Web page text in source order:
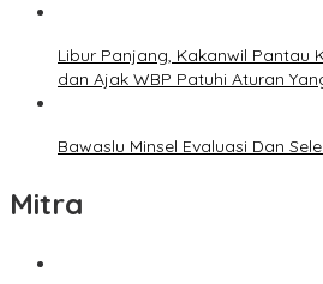
Libur Panjang, Kakanwil Pantau
dan Ajak WBP Patuhi Aturan
Bawaslu Minsel Evaluasi Dan
Mitra